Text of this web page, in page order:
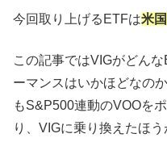
今回取り上げるETFは米
この記事ではVIGがどん
ーマンスはいかほどなの
もS&P500連動のVOOを
り、VIGに乗り換えたほ